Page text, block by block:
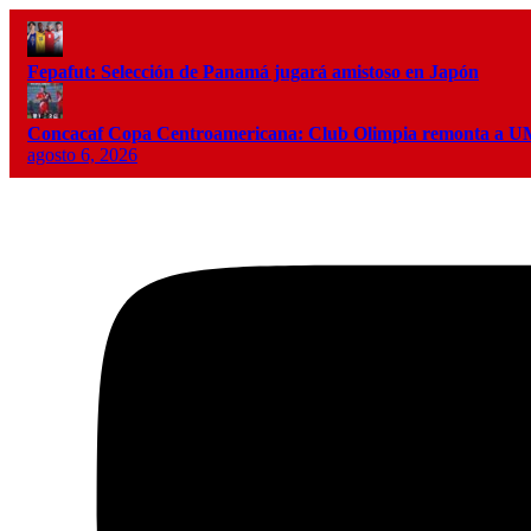
Fepafut: Selección de Panamá jugará amistoso en Japón
Concacaf Copa Centroamericana: Club Olimpia remonta a
agosto 6, 2026